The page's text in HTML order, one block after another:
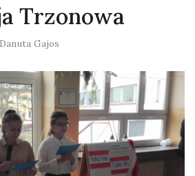
Trzonowa
Danuta Gajos